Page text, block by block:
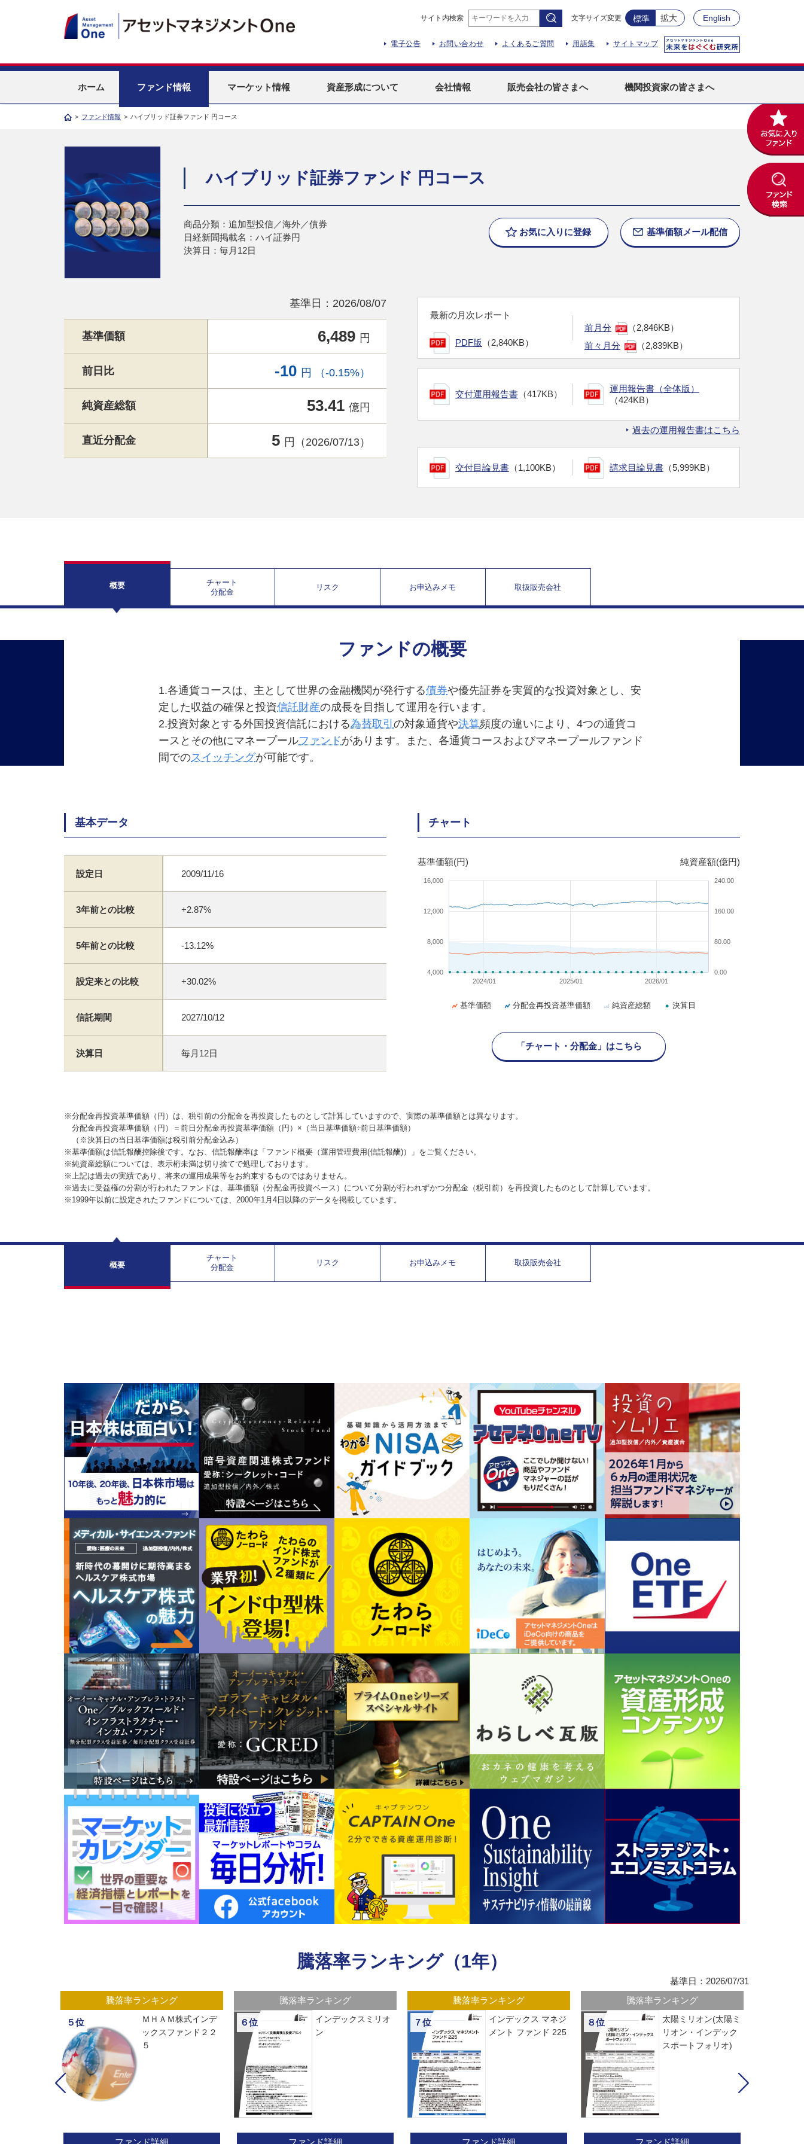
サイト内検索 文字サイズ変更 標準 拡大 English
電子公告 お問い合わせ よくあるご質問 用語集 サイトマップ
ホーム ファンド情報 マーケット情報 資産形成について 会社情報 販売会社の皆さまへ 機関投資家の皆さまへ
> ファンド情報 > ハイブリッド証券ファンド 円コース
ハイブリッド証券ファンド 円コース
商品分類：追加型投信／海外／債券
日経新聞掲載名：ハイ証券円
決算日：毎月12日
お気に入りに登録 基準価額メール配信
基準日：2026/08/07
基準価額 6,489 円
前日比 -10 円 （-0.15%）
純資産総額 53.41 億円
直近分配金 5 円（2026/07/13）
最新の月次レポート
PDF版 （2,840KB）
前月分
（2,846KB）
前々月分
（2,839KB）
交付運用報告書 （417KB）
運用報告書（全体版）
（424KB）
過去の運用報告書はこちら
交付目論見書 （1,100KB） 請求目論見書 （5,999KB）
概要
チャート
分配金
リスク お申込みメモ 取扱販売会社
ファンドの概要
1.各通貨コースは、主として世界の金融機関が発行する債券や優先証券を実質的な投資対象とし、安
定した収益の確保と投資信託財産の成長を目指して運用を行います。
2.投資対象とする外国投資信託における為替取引 の対象通貨や決算頻度の違いにより、4つの通貨コ
ースとその他にマネープールファンドがあります。また、各通貨コースおよびマネープールファンド
間でのスイッチングが可能です。
基本データ
設定日 2009/11/16
3年前との比較 +2.87%
5年前との比較 -13.12%
設定来との比較 +30.02%
信託期間 2027/10/12
決算日 毎月12日
チャート
基準価額(円) 純資産額(億円)
2024/01 2025/01 2026/01
4,000
8,000
12,000
16,000
0.00
80.00
160.00
240.00
基準価額 分配金再投資基準価額 純資産総額 決算日
「チャート・分配金」はこちら
※分配金再投資基準価額（円）は、税引前の分配金を再投資したものとして計算していますので、実際の基準価額とは異なります。
分配金再投資基準価額（円）＝前日分配金再投資基準価額（円）×（当日基準価額÷前日基準価額）
（※決算日の当日基準価額は税引前分配金込み）
※基準価額は信託報酬控除後です。なお、信託報酬率は「ファンド概要（運用管理費用(信託報酬)）」をご覧ください。
※純資産総額については、表示桁未満は切り捨てで処理しております。
※上記は過去の実績であり、将来の運用成果等をお約束するものではありません。
※過去に受益権の分割が行われたファンドは、基準価額（分配金再投資ベース）について分割が行われずかつ分配金（税引前）を再投資したものとして計算しています。
※1999年以前に設定されたファンドについては、2000年1月4日以降のデータを掲載しています。
概要
チャート
分配金
リスク お申込みメモ 取扱販売会社
騰落率ランキング（1年）
基準日：2026/07/31
騰落率ランキング
５位
ＭＨＡＭ株式インデ
ックスファンド２２
５
ファンド詳細
騰落率ランキング
６位
インデックスミリオ
ン
ファンド詳細
騰落率ランキング
７位
インデックス マネジ
メント ファンド 225
ファンド詳細
騰落率ランキング
８位
太陽ミリオン(太陽ミ
リオン・インデック
スポートフォリオ)
ファンド詳細